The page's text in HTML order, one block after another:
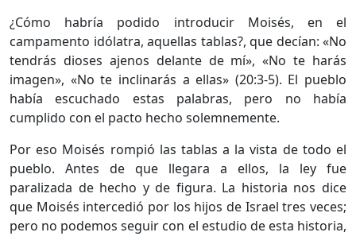
¿Cómo habría podido introducir Moisés, en el
campamento idólatra, aquellas tablas?, que decían: «No
tendrás dioses ajenos delante de mí», «No te harás
imagen», «No te inclinarás a ellas» (20:3-5). El pueblo
había escuchado estas palabras, pero no había
cumplido con el pacto hecho solemnemente.
Por eso Moisés rompió las tablas a la vista de todo el
pueblo. Antes de que llegara a ellos, la ley fue
paralizada de hecho y de figura. La historia nos dice
que Moisés intercedió por los hijos de Israel tres veces;
pero no podemos seguir con el estudio de esta historia,